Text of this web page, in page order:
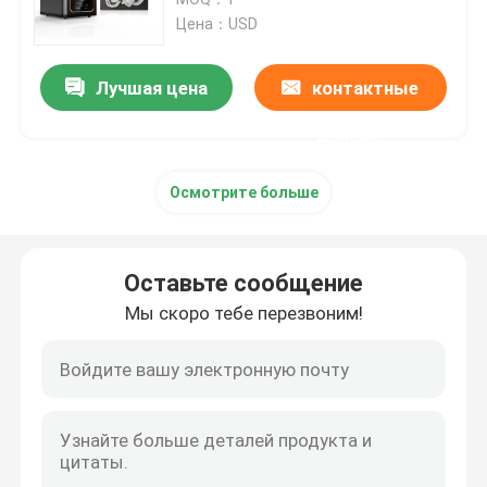
Принтер LCD 3D
Медицинский принтер 3D
Цена：USD
Лучшая цена контактные
Осмотрите больше
Оставьте сообщение
Мы скоро тебе перезвоним!